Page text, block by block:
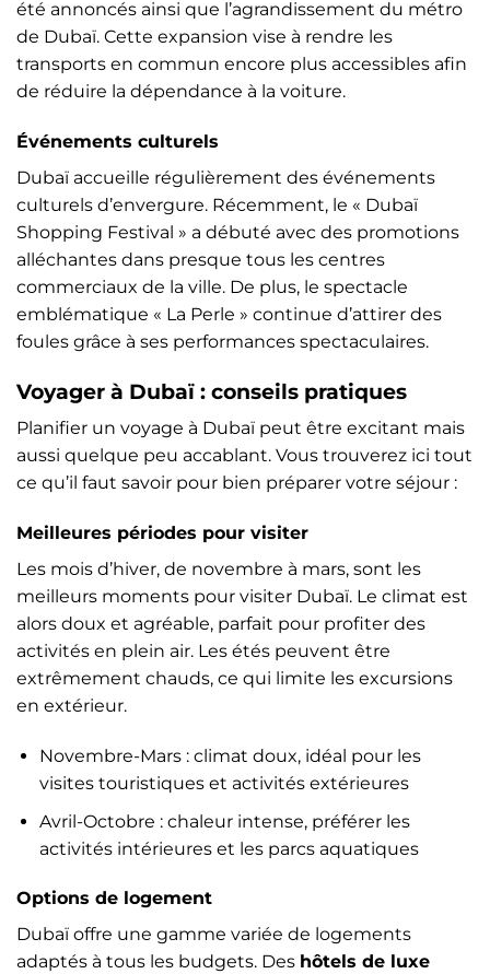
été annoncés ainsi que l’agrandissement du métro
de Dubaï. Cette expansion vise à rendre les
transports en commun encore plus accessibles afin
de réduire la dépendance à la voiture.
Événements culturels
Dubaï accueille régulièrement des événements
culturels d’envergure. Récemment, le « Dubaï
Shopping Festival » a débuté avec des promotions
alléchantes dans presque tous les centres
commerciaux de la ville. De plus, le spectacle
emblématique « La Perle » continue d’attirer des
foules grâce à ses performances spectaculaires.
Voyager à Dubaï : conseils pratiques
Planifier un voyage à Dubaï peut être excitant mais
aussi quelque peu accablant. Vous trouverez ici tout
ce qu’il faut savoir pour bien préparer votre séjour :
Meilleures périodes pour visiter
Les mois d’hiver, de novembre à mars, sont les
meilleurs moments pour visiter Dubaï. Le climat est
alors doux et agréable, parfait pour profiter des
activités en plein air. Les étés peuvent être
extrêmement chauds, ce qui limite les excursions
en extérieur.
Novembre-Mars : climat doux, idéal pour les
visites touristiques et activités extérieures
Avril-Octobre : chaleur intense, préférer les
activités intérieures et les parcs aquatiques
Options de logement
Dubaï offre une gamme variée de logements
adaptés à tous les budgets. Des hôtels de luxe